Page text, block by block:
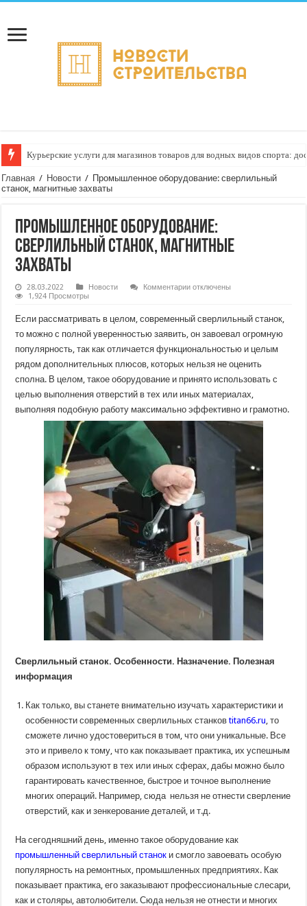
Курьерские услуги для магазинов товаров для водных видов спорта:
Как настроить автоматическое формирование рейтинга курьеров по
Главная / Новости / Промышленное оборудование: сверлильный
станок, магнитные захваты
Промышленное оборудование:
сверлильный станок, магнитные
захваты
28.03.2022 Новости Комментариик
оборудование:
сверлильный
станок,
магнитные
захваты
отключены
1,924 Просмотры
Если рассматривать в целом, современный сверлильный станок,
то можно с полной уверенностью заявить, он завоевал огромную
популярность, так как отличается функциональностью и целым
рядом дополнительных плюсов, которых нельзя не оценить
сполна. В целом, такое оборудование и принято использовать с
целью выполнения отверстий в тех или иных материалах,
выполняя подобную работу максимально эффективно и грамотно.
Сверлильный станок. Особенности. Назначение. Полезная
информация
Как только, вы станете внимательно изучать характеристики и
особенности современных сверлильных станковtitan66.ru, то
сможете лично удостовериться в том, что они уникальные. Все
это и привело к тому, что как показывает практика, их успешным
образом используют в тех или иных сферах, дабы можно было
гарантировать качественное, быстрое и точное выполнение
многих операций. Например, сюда нельзя не отнести сверление
отверстий, как и зенкерование деталей, и т.д.
На сегодняшний день, именно такое оборудование как
промышленный сверлильный станок и смогло завоевать особую
популярность на ремонтных, промышленных предприятиях. Как
показывает практика, его заказывают профессиональные слесари,
как и столяры, автолюбители. Сюда нельзя не отнести и многих